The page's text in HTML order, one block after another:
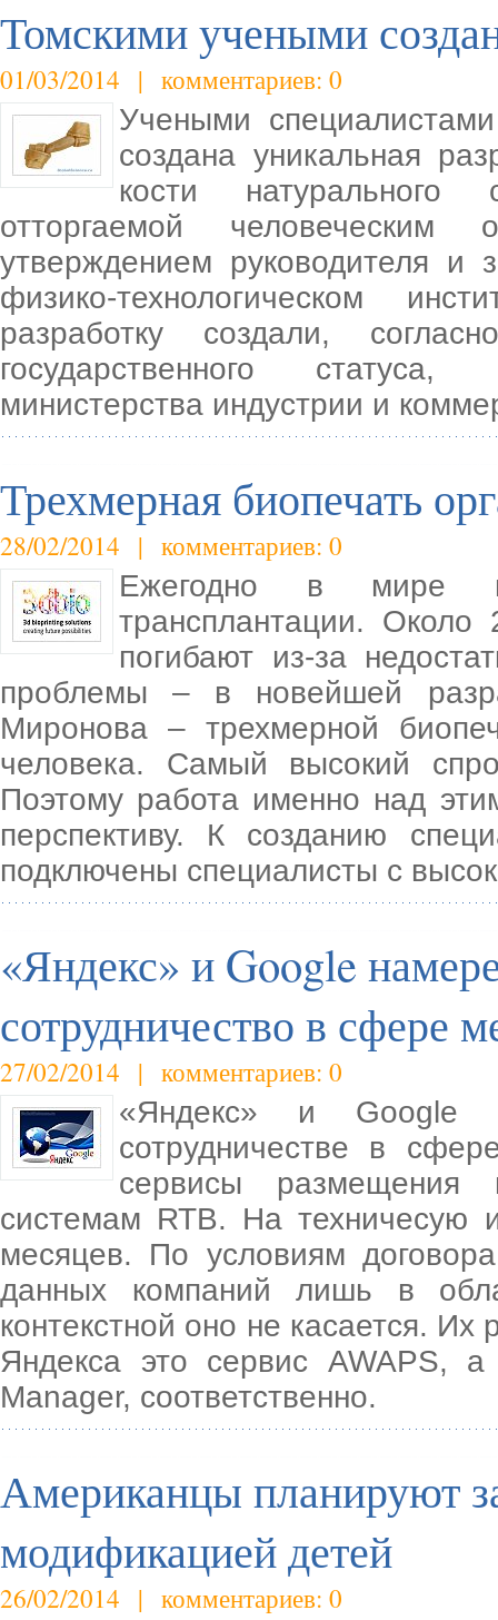
Томскими учеными
01/03/2014 | комментариев: 0
Учеными
создана уникальная
кости натурального
отторгаемой
утверждением руководителя и
физико-технологическом
разработку создали,
государственного статуса,
министерства индустрии и
Трехмерная биопечать
28/02/2014 | комментариев: 0
Ежегодно в мире
трансплантации.
погибают из-за
проблемы – в новейшей
Миронова – трехмерной
человека. Самый высокий
Поэтому работа именно над
перспективу. К созданию
подключены специалисты с
«Яндекс» и Google
сотрудничество в сфере
27/02/2014 | комментариев: 0
«Яндекс» и Google
сотрудничестве в
сервисы размещения
системам RTB. На техничесую
месяцев. По условиям
данных компаний лишь в
контекстной оно не касается.
Яндекса это сервис AWAPS,
Manager, соответственно.
Американцы планируют
модификацией детей
26/02/2014 | комментариев: 0